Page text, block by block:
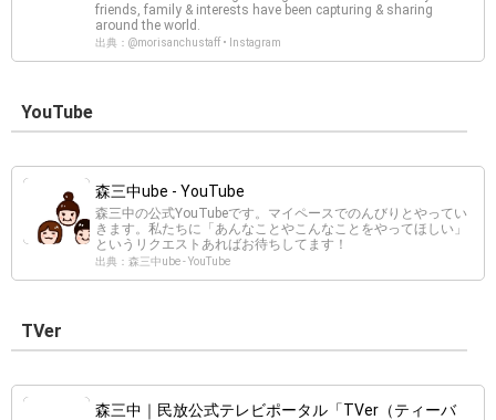
friends, family & interests have been capturing & sharing
around the world.
出典：@morisanchustaff • Instagram
YouTube
森三中ube - YouTube
森三中の公式YouTubeです。マイペースでのんびりとやってい
きます。私たちに「あんなことやこんなことをやってほしい」
というリクエストあればお待ちしてます！
出典：森三中ube - YouTube
TVer
森三中｜民放公式テレビポータル「TVer（ティーバ